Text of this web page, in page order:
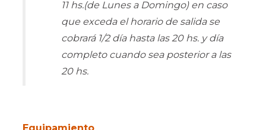
11 hs.(de Lunes a Domingo) en caso
que exceda el horario de salida se
cobrará 1/2 día hasta las 20 hs. y día
completo cuando sea posterior a las
20 hs.